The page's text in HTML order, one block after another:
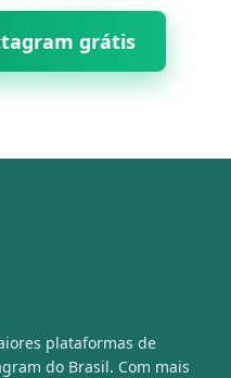
grátis
plataformas de
do Brasil. Com mais